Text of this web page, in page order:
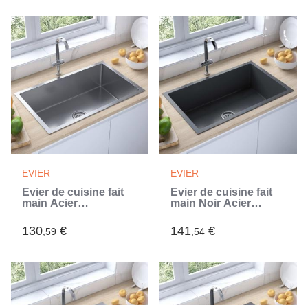
EVIER
Évier de cuisine fait
main Acier
130,59 €
EVIER
Évier de cuisine fait
main Noir Acier
141,54 €